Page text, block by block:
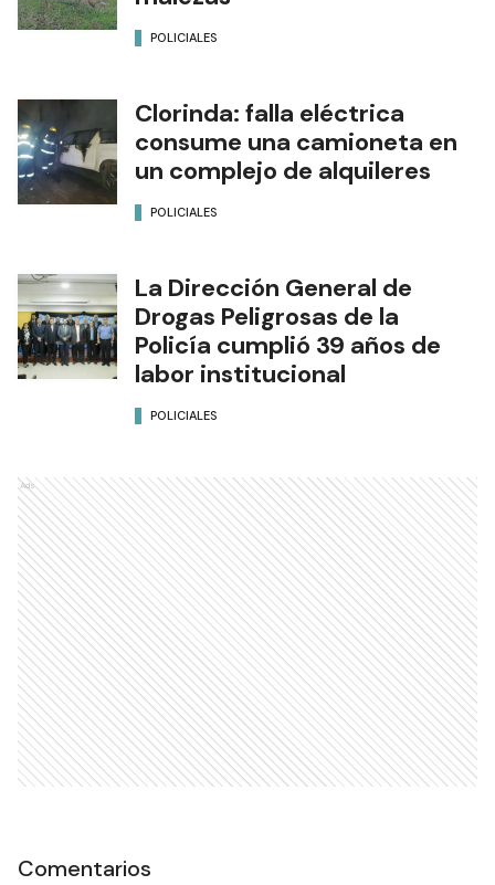
POLICIALES
Clorinda: falla eléctrica
consume una camioneta en
un complejo de alquileres
POLICIALES
La Dirección General de
Drogas Peligrosas de la
Policía cumplió 39 años de
labor institucional
POLICIALES
Ads
Comentarios